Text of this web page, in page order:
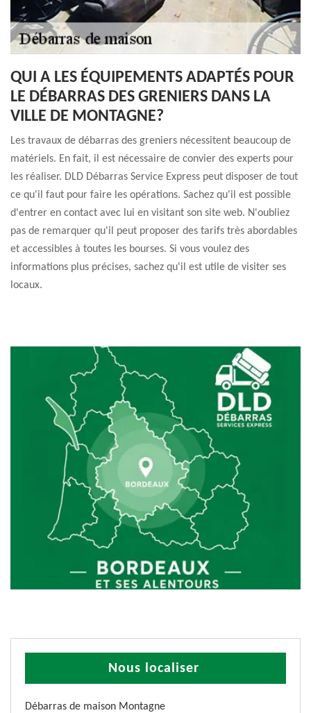
QUI A LES ÉQUIPEMENTS ADAPTÉS POUR
LE DÉBARRAS DES GRENIERS DANS LA
VILLE DE MONTAGNE?
Les travaux de débarras des greniers nécessitent beaucoup de
matériels. En fait, il est nécessaire de convier des experts pour
les réaliser. DLD Débarras Service Express peut disposer de tout
ce qu'il faut pour faire les opérations. Sachez qu'il est possible
d'entrer en contact avec lui en visitant son site web. N'oubliez
pas de remarquer qu'il peut proposer des tarifs très abordables
et accessibles à toutes les bourses. Si vous voulez des
informations plus précises, sachez qu'il est utile de visiter ses
locaux.
Nous localiser
Débarras de maison Montagne